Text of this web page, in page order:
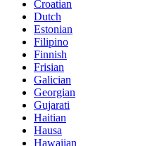
Croatian
Dutch
Estonian
Filipino
Finnish
Frisian
Galician
Georgian
Gujarati
Haitian
Hausa
Hawaiian